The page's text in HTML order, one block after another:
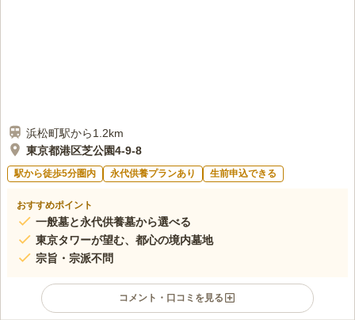
浜松町駅から1.2km
東京都港区芝公園4-9-8
駅から徒歩5分圏内 永代供養プランあり 生前申込できる
おすすめポイント
一般墓と永代供養墓から選べる
東京タワーが望む、都心の境内墓地
宗旨・宗派不問
コメント・口コミを見る